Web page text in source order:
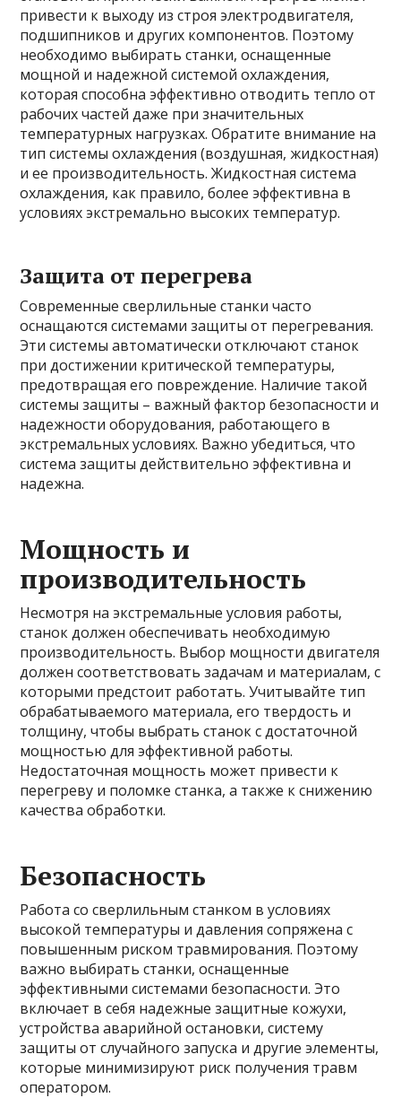
привести к выходу из строя электродвигателя,
подшипников и других компонентов. Поэтому
необходимо выбирать станки, оснащенные
мощной и надежной системой охлаждения,
которая способна эффективно отводить тепло от
рабочих частей даже при значительных
температурных нагрузках. Обратите внимание на
тип системы охлаждения (воздушная, жидкостная)
и ее производительность. Жидкостная система
охлаждения, как правило, более эффективна в
условиях экстремально высоких температур.
Защита от перегрева
Современные сверлильные станки часто
оснащаются системами защиты от перегревания.
Эти системы автоматически отключают станок
при достижении критической температуры,
предотвращая его повреждение. Наличие такой
системы защиты – важный фактор безопасности и
надежности оборудования, работающего в
экстремальных условиях. Важно убедиться, что
система защиты действительно эффективна и
надежна.
Мощность и
производительность
Несмотря на экстремальные условия работы,
станок должен обеспечивать необходимую
производительность. Выбор мощности двигателя
должен соответствовать задачам и материалам, с
которыми предстоит работать. Учитывайте тип
обрабатываемого материала, его твердость и
толщину, чтобы выбрать станок с достаточной
мощностью для эффективной работы.
Недостаточная мощность может привести к
перегреву и поломке станка, а также к снижению
качества обработки.
Безопасность
Работа со сверлильным станком в условиях
высокой температуры и давления сопряжена с
повышенным риском травмирования. Поэтому
важно выбирать станки, оснащенные
эффективными системами безопасности. Это
включает в себя надежные защитные кожухи,
устройства аварийной остановки, систему
защиты от случайного запуска и другие элементы,
которые минимизируют риск получения травм
оператором.